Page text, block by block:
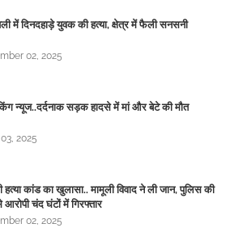
में दिनदहाड़े युवक की हत्या, क्षेत्र में फैली सनसनी
02, 2025
न्यूज..दर्दनाक सड़क हादसे में मां और बेटे की मौत
2025
हत्या कांड का खुलासा.. मामूली विवाद ने ली जान, पुलिस की
आरोपी चंद घंटों में गिरफ्तार
02, 2025